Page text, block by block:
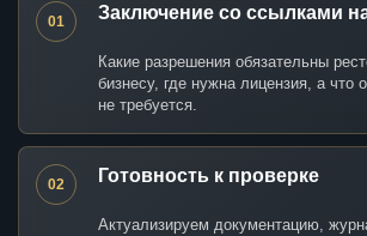
01 Заключение со ссылками
Какие разрешения обязательны
бизнесу, где нужна лицензия, а что
не требуется.
02 Готовность к проверке
Актуализируем документацию,